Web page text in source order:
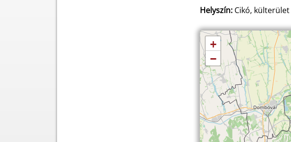
Helyszín:Cikó, külterület
+
−